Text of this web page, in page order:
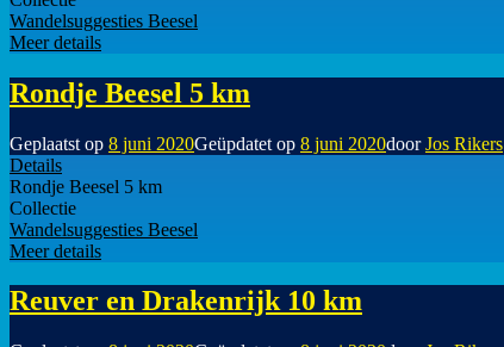
Wandelsuggesties Beesel
Meer details
Rondje Beesel 5 km
Geplaatst op 8 juni 2020Geüpdatet op 8 juni 2020doorJos Rikers
Details
Rondje Beesel 5 km
Collectie
Wandelsuggesties Beesel
Meer details
Reuver en Drakenrijk 10 km